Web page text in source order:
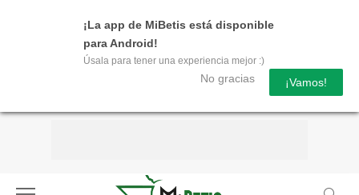
¡La app de MiBetis está disponible
para Android!
Úsala para tener una experiencia mejor :)
No gracias ¡Vamos!